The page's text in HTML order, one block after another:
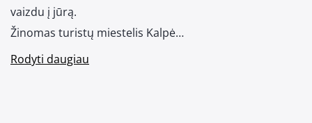
vaizdu į jūrą.
Žinomas turistų miestelis Kalpė…
Rodyti daugiau